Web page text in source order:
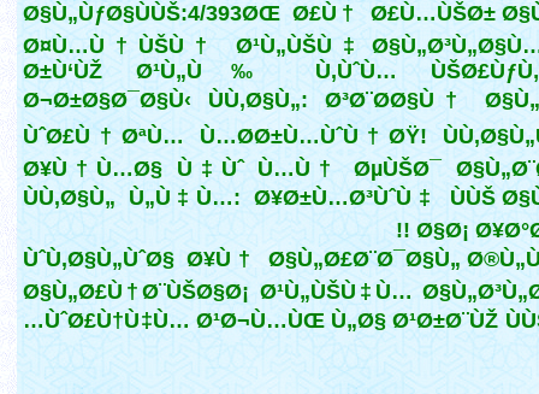
Ø§Ù„ÙƒØ§ÙÙŠ:4/393ØŒ Ø£Ù† Ø£Ù…ÙŠØ±
Ø¤Ù…Ù†ÙŠÙ† Ø¹Ù„ÙŠÙ‡
Ø±Ù‘ÙŽ Ø¹Ù„Ù‰ Ù‚ÙˆÙ…
Ø¬Ø±Ø§Ø¯Ø§Ù‹ ÙÙ‚Ø§Ù„: Ø³Ø¨Ø­Ø§Ù†
ÙˆØ£Ù†ØªÙ… Ù…Ø­Ø±Ù…ÙˆÙ†ØŸ!
Ø¥Ù†Ù…Ø§ Ù‡Ùˆ Ù…Ù† ØµÙŠØ¯
ÙÙ‚Ø§Ù„ Ù„Ù‡Ù…: Ø¥Ø±Ù…Ø³ÙˆÙ‡ ÙÙŠ
Ø§Ø¡
ÙˆÙ‚Ø§Ù„ÙˆØ§ Ø¥Ù† Ø§Ù„Ø£Ø¨Ø¯Ø§Ù„
Ø§Ù„Ø£Ù†Ø¨ÙŠØ§Ø¡ Ø¹Ù„ÙŠÙ‡Ù…
ÙˆØ£Ù†Ù‡Ù… Ø¹Ø¬Ù…ÙŒ Ù„Ø§ Ø¹Ø±Ø¨ÙŽ ÙÙŠÙ‡Ù…